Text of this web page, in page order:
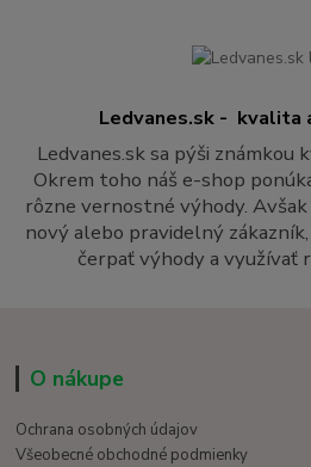
Ledvanes.sk - kvalita
Ledvanes.sk sa pýši známkou
Okrem toho náš e-shop
rôzne vernostné výhody.
nový alebo pravidelný
čerpať výhody a využívať
O nákupe
Ochrana osobných údajov
Všeobecné obchodné podmienky